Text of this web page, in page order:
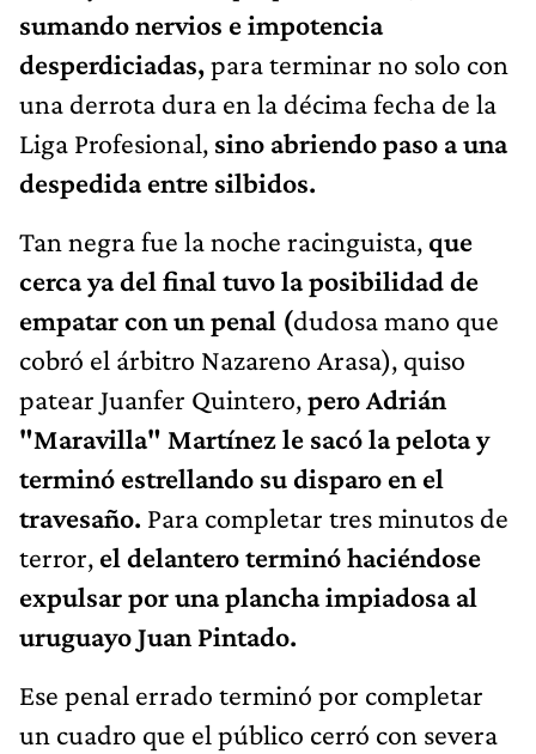
sumando nervios e impotencia
desperdiciadas,para terminar no solo con
una derrota dura en la décima fecha de la
Liga Profesional, sino abriendo paso a una
despedida entre silbidos.
Tan negra fue la noche racinguista, que
cerca ya del final tuvo la posibilidad de
empatar con un penal (dudosa mano que
cobró el árbitro Nazareno Arasa), quiso
patear Juanfer Quintero,pero Adrián
"Maravilla" Martínez le sacó la pelota y
terminó estrellando su disparo en el
travesaño. Para completar tres minutos de
terror, el delantero terminó haciéndose
expulsar por una plancha impiadosa al
uruguayo Juan Pintado.
Ese penal errado terminó por completar
un cuadro que el público cerró con severa